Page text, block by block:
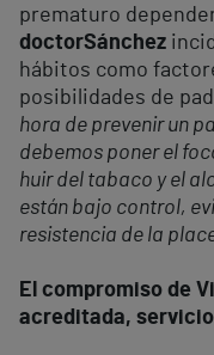
prematuro
doctorSánchez
hábitos como
posibilidades de
hora de prevenir un
debemos poner el
huir del tabaco y el
están bajo control,
resistencia de la
El compromiso de
acreditada,